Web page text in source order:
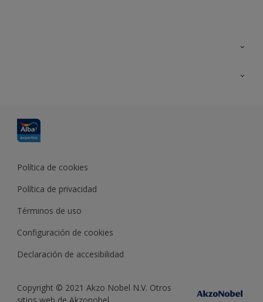
Política de cookies
Política de privacidad
Términos de uso
Configuración de cookies
Declaración de accesibilidad
Copyright © 2021 Akzo Nobel N.V. Otros
sitios web de Akzonobel